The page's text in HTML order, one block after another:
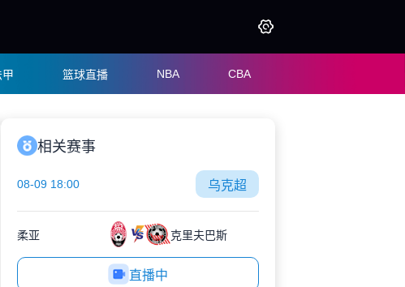
甲 篮球直播 NBA CBA
相关赛事
08-09 18:00 乌克超
柔亚 克里夫巴斯
直播中